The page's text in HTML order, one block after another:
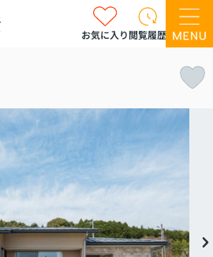
お気に入り閲覧履歴